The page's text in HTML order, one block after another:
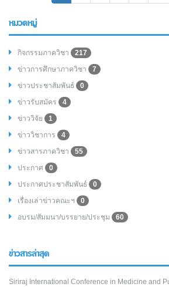
หมวดหมู่
กิจกรรมภาควิชา
217
ข่าวการศึกษาภาควิชา
7
ข่าวประชาสัมพันธ์
0
ข่าวรับสมัคร
4
ข่าววิจัย
1
ข่าววิชาการ
4
ข่าวสารภาควิชา
55
ประกาศ
0
ประกาศประชาสัมพันธ์
0
เรื่องเล่าข่าวคณะฯ
0
อบรม/สัมมนา/บรรยาย/ประชุม
60
ข่าวสารล่าสุด
Siriraj International Conference in Medicine and